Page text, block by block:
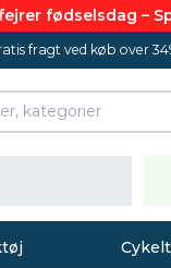
fødselsdag –
fragt ved køb over